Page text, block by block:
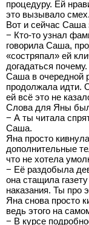
процедуру. Ей
это вызывало смех.
Вот и сейчас Саша
− Кто-то узнал
говорила Саша,
«состряпал» ей
догадаться почему.
Саша в очередной
продолжала идти.
ей всё это не
Слова для Яны
− А ты читала
Саша.
Яна просто
дополнительные
что не хотела
− Её раздобыла
она стащила
наказания. Ты про
Яна снова просто
ведь этого на
− В курсе